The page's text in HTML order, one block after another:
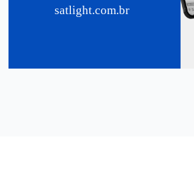
satlight.com.br